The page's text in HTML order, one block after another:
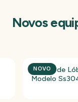
Novos
NOVO
Bomba de
Modelo